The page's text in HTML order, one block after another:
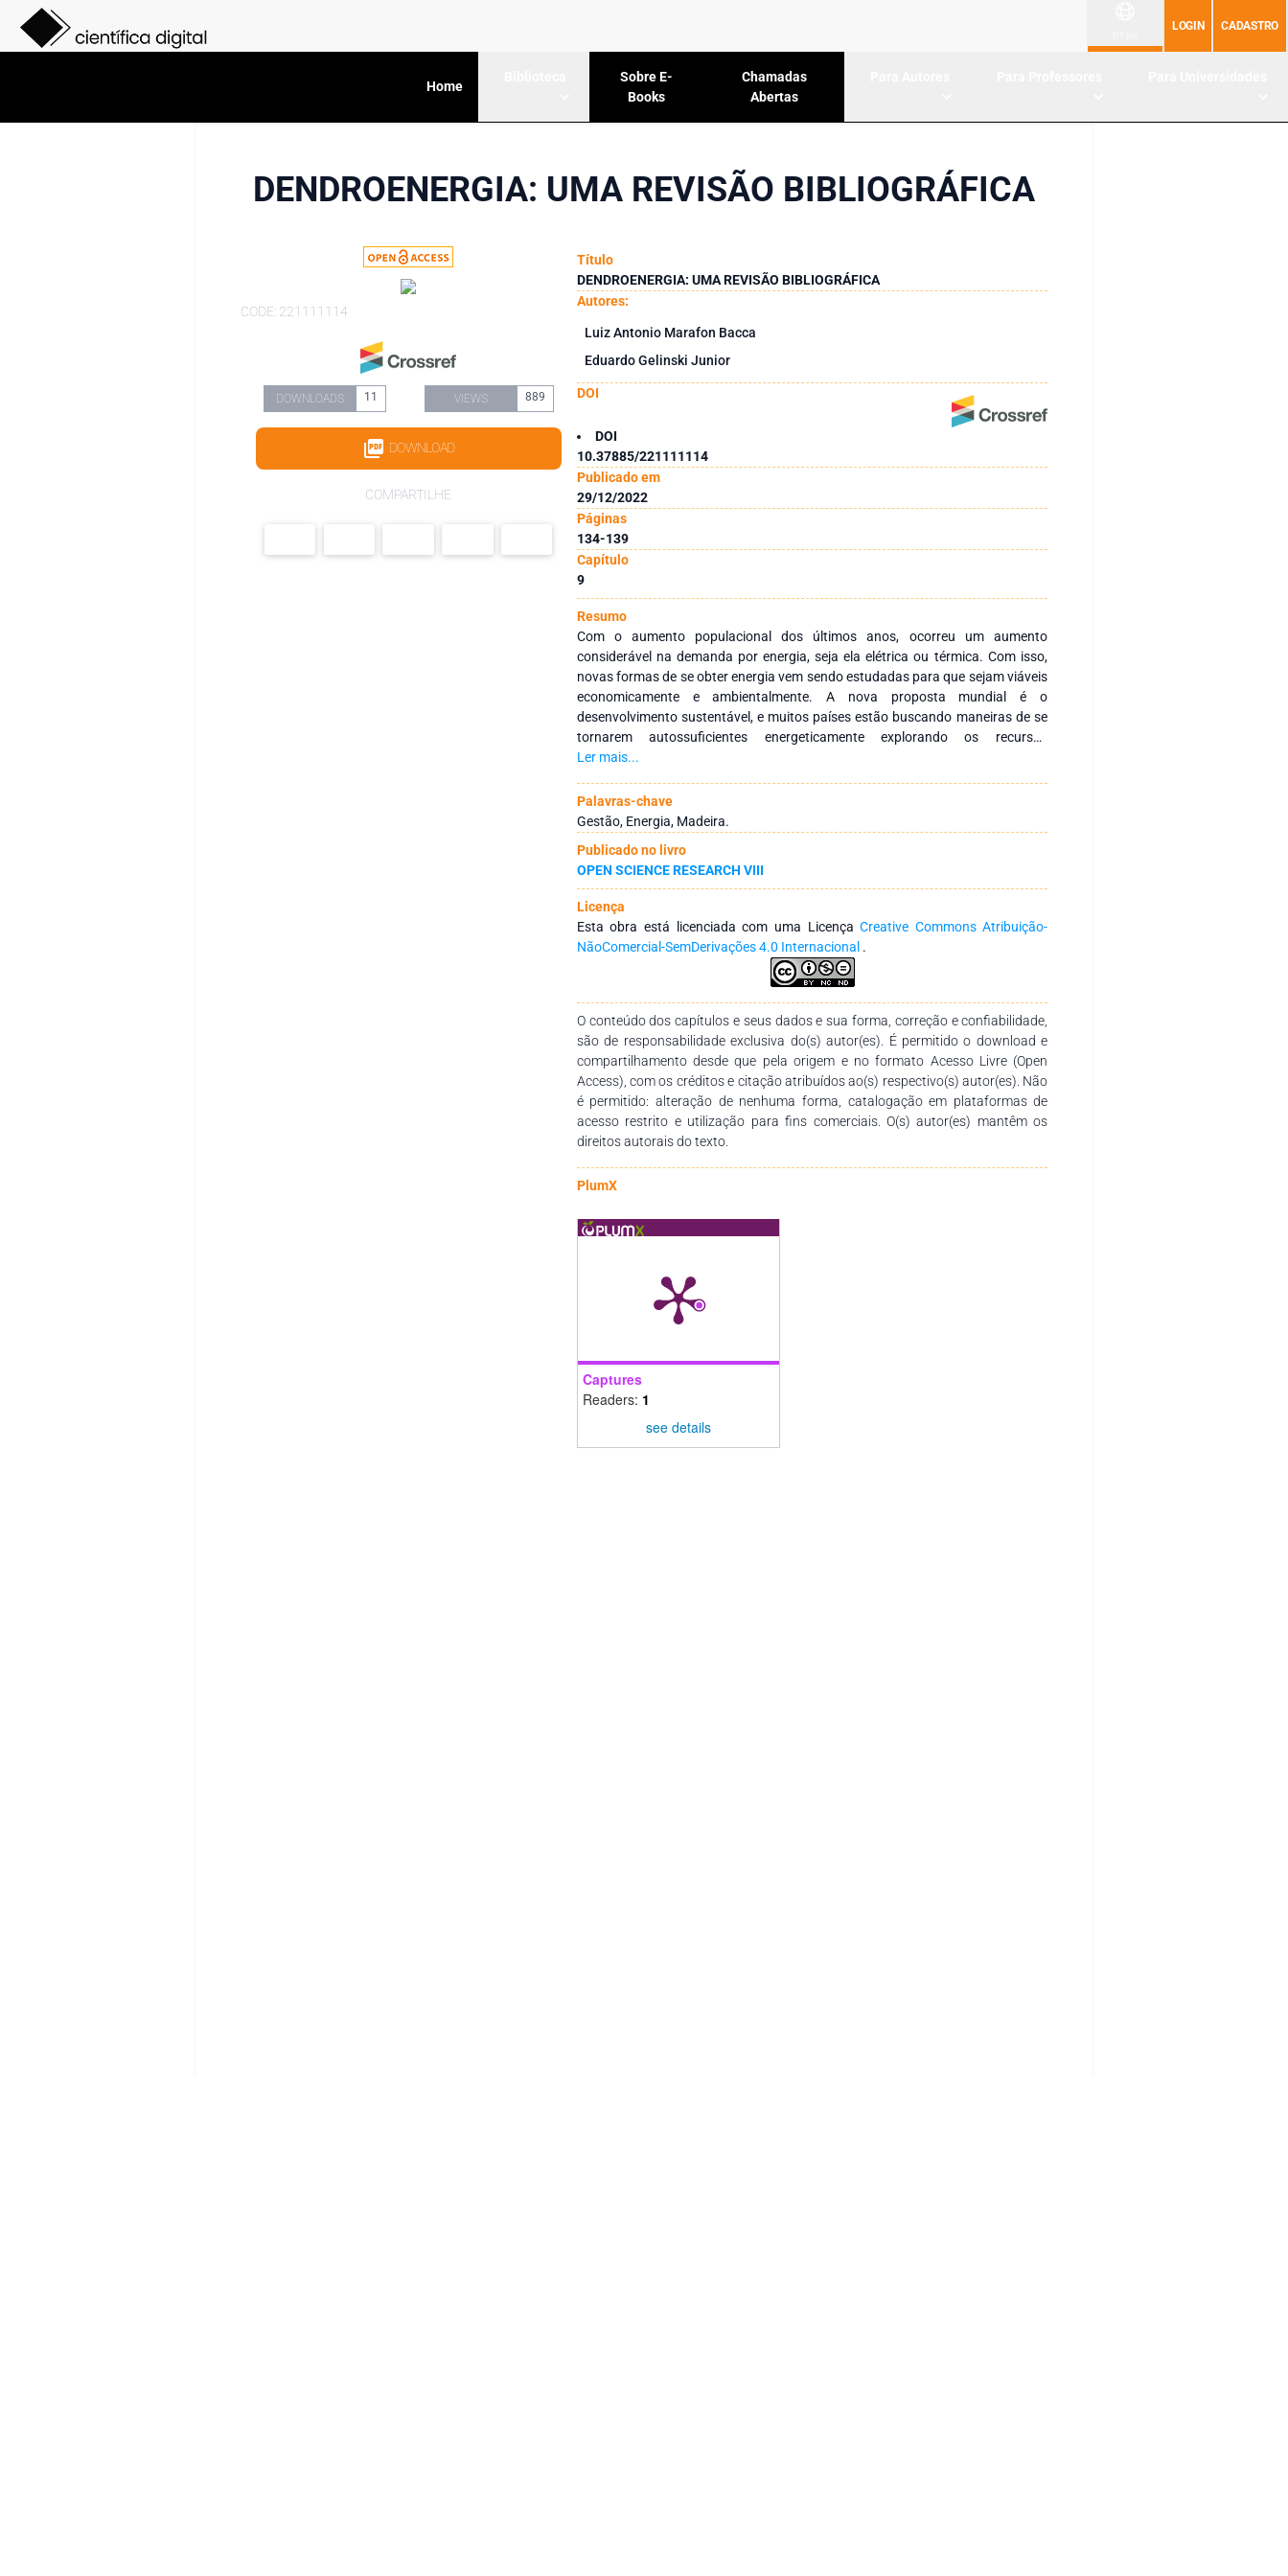
LOGIN CADASTRO
Home
Sobre E-
Books
Chamadas
Abertas
DENDROENERGIA: UMA REVISÃO BIBLIOGRÁFICA
CODE: 221111114
DOWNLOADS 11 VIEWS 889
DOWNLOAD
COMPARTILHE
Título
DENDROENERGIA: UMA REVISÃO BIBLIOGRÁFICA
Autores:
Luiz Antonio Marafon Bacca
Eduardo Gelinski Junior
DOI
DOI
10.37885/221111114
Publicado em
29/12/2022
Páginas
134-139
Capítulo
9
Resumo
Com o aumento populacional dos últimos anos, ocorreu um aumento
considerável na demanda por energia, seja ela elétrica ou térmica. Com isso,
novas formas de se obter energia vem sendo estudadas para que sejam viáveis
economicamente e ambientalmente. A nova proposta mundial é o
desenvolvimento sustentável, e muitos países estão buscando maneiras de se
tornarem autossuficientes energeticamente explorando os recursos
disponíveis. Uma destas formas é a produção de energia a partir da queima da
madeira, pellets, briquetes, cavaco ou carvão vegetal. No entanto, ainda há
muito a se pesquisar e descobrir para melhorar processos produtivos, visando
a eficiência. Este trabalho realizou um estudo bibliográfico tendo como base
artigos que tratam a respeito de dendroenergia, que abrange a análise de
matérias primas, processos produtivos ou de geração de energia. Observou-se
que os artigos tiveram como resultados que após o beneficiamento do material,
na forma de pellets ou carvão vegetal, ocorre um aumento da eficiência na
utilização do mesmo em processos de geração termoelétrica, devido a um
aumento do seu poder calorífico. Portanto, é algo viável e que pode ter um
retorno financeiro conforme a geração de energia. Para isso, cada dia são
beneficiamento e geração.
Ler mais...
Palavras-chave
Gestão, Energia, Madeira.
Publicado no livro
OPEN SCIENCE RESEARCH VIII
Licença
Esta obra está licenciada com uma LicençaCreative Commons Atribuição-
NãoComercial-SemDerivações 4.0 Internacional .
O conteúdo dos capítulos e seus dados e sua forma, correção e confiabilidade,
são de responsabilidade exclusiva do(s) autor(es). É permitido o download e
compartilhamento desde que pela origem e no formato Acesso Livre (Open
Access), com os créditos e citação atribuídos ao(s) respectivo(s) autor(es). Não
é permitido: alteração de nenhuma forma, catalogação em plataformas de
acesso restrito e utilização para fins comerciais. O(s) autor(es) mantêm os
direitos autorais do texto.
PlumX
Captures
Readers: 1
see details